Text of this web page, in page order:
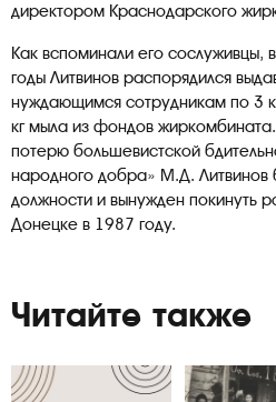
директором Краснодарского
Как вспоминали его сослуживцы,
годы Литвинов распорядился
нуждающимся сотрудникам по 3
кг мыла из фондов
потерю большевистской
народного добра» М.Д. Литвинов
должности и вынужден покинуть
Донецке в 1987 году.
Читайте также